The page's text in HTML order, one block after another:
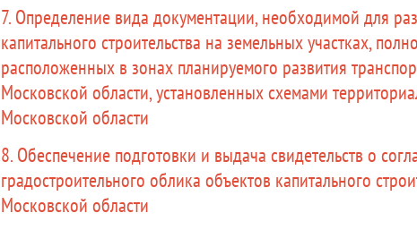
7. Определение вида документации, необходимой для
капитального строительства на земельных участках,
расположенных в зонах планируемого развития
Московской области, установленных схемами
Московской области
8. Обеспечение подготовки и выдача свидетельств о
градостроительного облика объектов капитального
Московской области